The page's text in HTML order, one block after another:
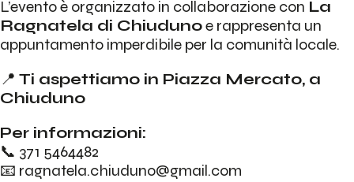
L’evento è organizzato in collaborazione con La
Ragnatela di Chiudunoe rappresenta un
appuntamento imperdibile per la comunità locale.
📍 Ti aspettiamo in Piazza Mercato, a
Chiuduno
Per informazioni:
📞 371 5464482
📧 ragnatela.chiuduno@gmail.com